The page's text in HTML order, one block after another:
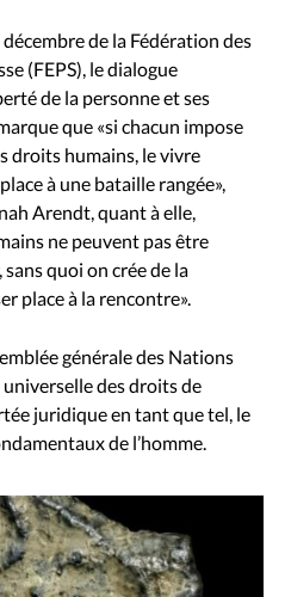
de la Fédération des
(FEPS), le dialogue
de la personne et ses
que «si chacun impose
droits humains, le vivre
à une bataille rangée»,
Arendt, quant à elle,
ne peuvent pas être
quoi on crée de la
place à la rencontre».
générale des Nations
des droits de
juridique en tant que tel, le
de l’homme.